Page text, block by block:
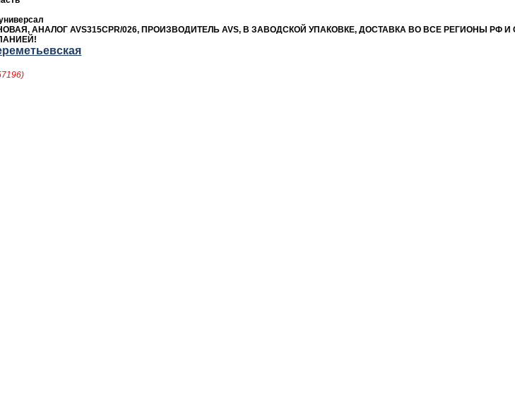
АНАЛОГ AVS315CPR/026, ПРОИЗВОДИТЕЛЬ AVS, В ЗАВОДСКОЙ УПАКОВКЕ, ДОСТАВКА ВО ВСЕ РЕГИОНЫ РФ И